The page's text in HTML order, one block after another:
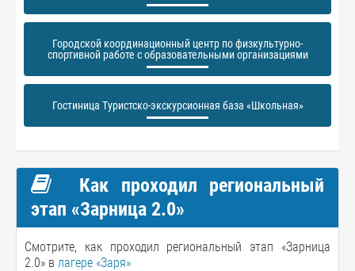
Городской координационный центр по физкультурно-
спортивной работе с образовательными организациями
Гостиница Туристско-экскурсионная база «Школьная»
Как проходил региональный
этап «Зарница 2.0»
Смотрите, как проходил региональный этап «Зарница
2.0» в лагере «Заря»